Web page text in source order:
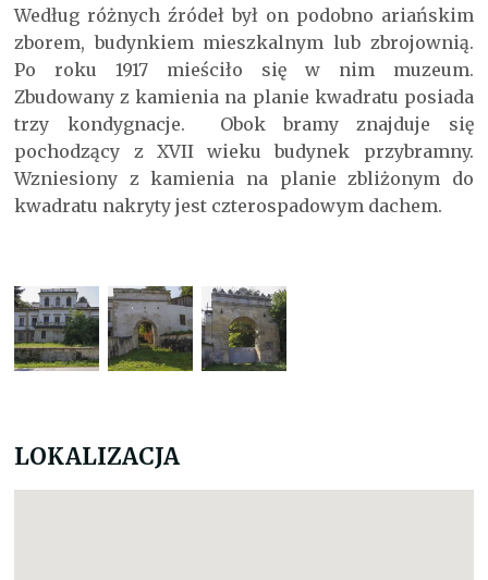
Według różnych źródeł był on podobno ariańskim
zborem, budynkiem mieszkalnym lub zbrojownią.
Po roku 1917 mieściło się w nim muzeum.
Zbudowany z kamienia na planie kwadratu posiada
trzy kondygnacje. Obok bramy znajduje się
pochodzący z XVII wieku budynek przybramny.
Wzniesiony z kamienia na planie zbliżonym do
kwadratu nakryty jest czterospadowym dachem.
LOKALIZACJA